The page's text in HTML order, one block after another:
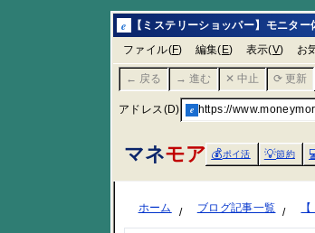
e
【ミステリーショッパー】モニタ
ファイル(F) 編集( E) 表示(V) お
← 戻る → 進む ✕ 中止 ⟳ 更新
アドレス(D) e https://
マネモア 💰ポイ活 💡節約
ホーム ブログ記事一覧